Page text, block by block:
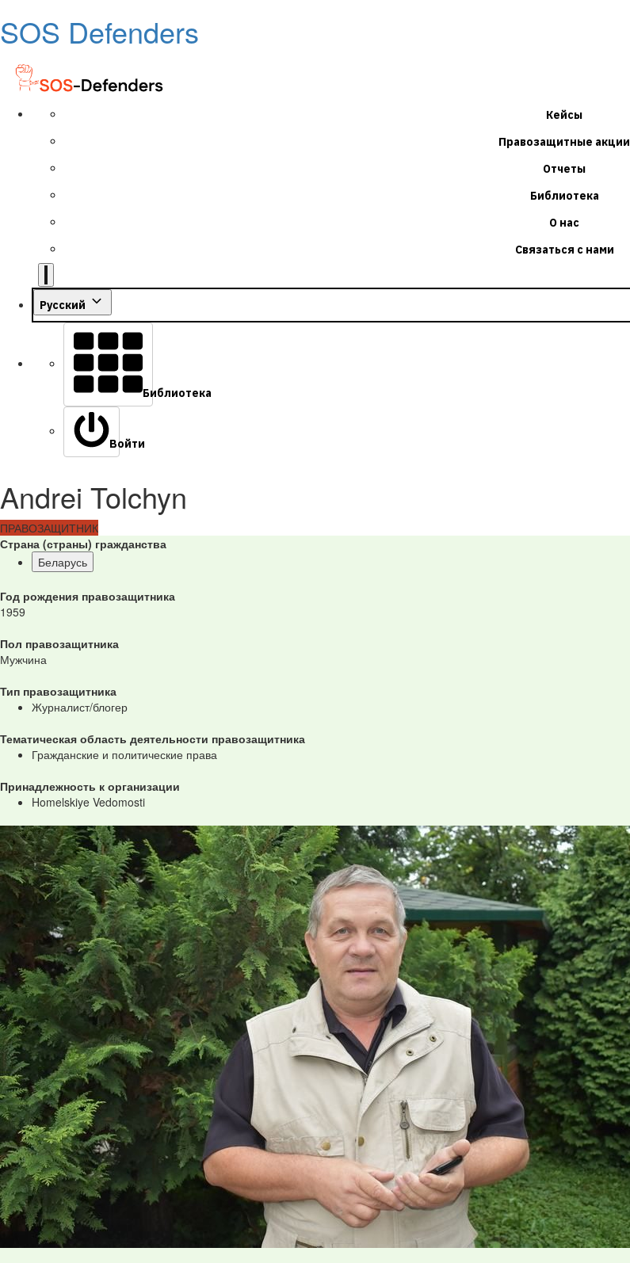
SOS Defenders
Кейсы
Правозащитные акции
Отчеты
Библиотека
О нас
Связаться с нами
Русский
Библиотека
Войти
Andrei Tolchyn
ПРАВОЗАЩИТНИК
Страна (страны) гражданства
Беларусь
Год рождения правозащитника
1959
Пол правозащитника
Мужчина
Тип правозащитника
Журналист/блогер
Тематическая область деятельности правозащитника
Гражданские и политические права
Принадлежность к организации
Homelskiye Vedomosti